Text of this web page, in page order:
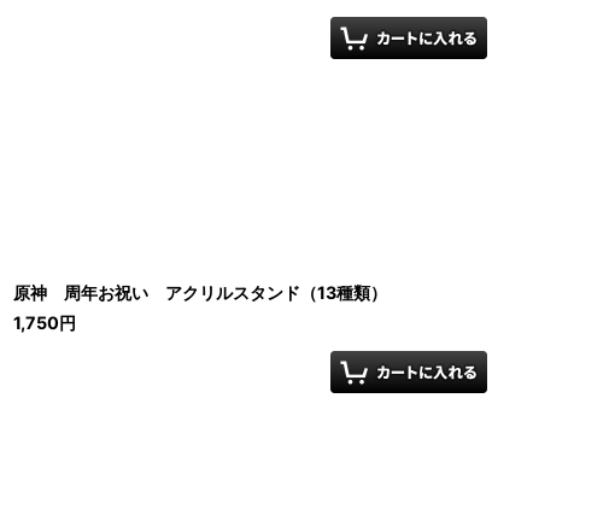
原神 周年お祝い アクリルスタンド（13種類）
1,750円